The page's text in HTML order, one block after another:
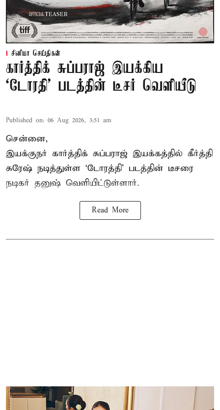
சினிமா செய்திகள்
கார்த்திக் சுப்பராஜ் இயக்கிய
`டோரதி' படத்தின் டீசர் வெளியீடு
Published on: 06 Aug 2026, 3:51 am
சென்னை,
இயக்குநர் கார்த்திக் சுப்பராஜ் இயக்கத்தில் கீர்த்தி
சுரேஷ் நடித்துள்ள `டோரத்தி' படத்தின் டீசரை
நடிகர் தனுஷ் வெளியிட்டுள்ளார்.
Read More